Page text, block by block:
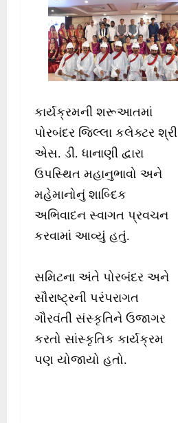
કાર્યક્રમની શરૂઆતમાં
પોરબંદર જિલ્લા કલેક્ટર શ્રી
એસ. ડી. ધાનાણી દ્વારા
ઉપસ્થિત મહાનુભાવો અને
મહેમાનોનું શાબ્દિક
અભિવાદન સ્વાગત પ્રવચન
કરવામાં આવ્યું હતું.
સમિટના અંતે પોરબંદર અને
સૌરાષ્ટ્રની પરંપરાગત
ગૌરવંતી સંસ્કૃતિને ઉજાગર
કરતો સાંસ્કૃતિક કાર્યક્રમ
પણ યોજાયો હતો.